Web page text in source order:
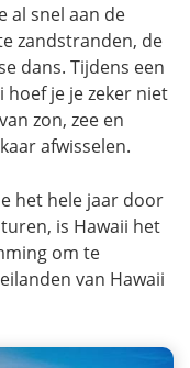
al snel aan de
zandstranden, de
dans. Tijdens een
hoef je je zeker niet
zon, zee en
afwisselen.
het hele jaar door
is Hawaii het
om te
van Hawaii